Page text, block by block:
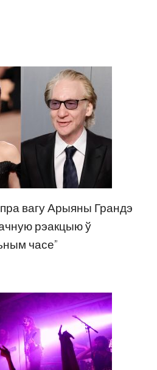
вагу Арыяны Грандэ
рэакцыю ў
часе”